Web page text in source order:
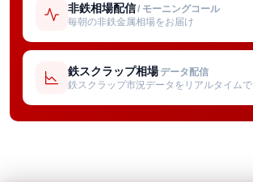
非鉄相場配信/ モーニングコール
毎朝の非鉄金属相場をお届け
鉄スクラップ相場 データ配信
鉄スクラップ市況データをリアルタイムで